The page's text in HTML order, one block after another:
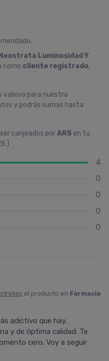
Luminosidad Y
como cliente registrado,
valioso para nuestra
y podrás sumas hasta
canjeados porARS en tu
)
4
0
0
0
0
el producto en Farmacia
adictivo que hay.
y de óptima calidad. Te
cero. Voy a seguir